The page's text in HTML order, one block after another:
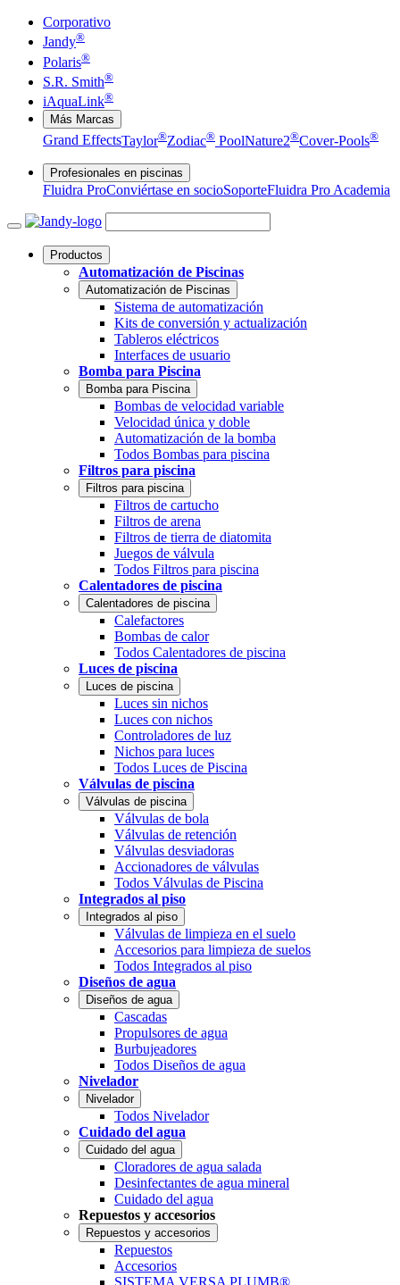
Corporativo
Jandy®
Polaris®
S.R. Smith®
iAquaLink®
Más Marcas
Grand EffectsTaylor®Zodiac® PoolNature2®Cover-Pools®
Profesionales en piscinas
Fluidra ProConviértase en socioSoporteFluidra Pro Academia
Productos
Automatización de Piscinas
Automatización de Piscinas
Sistema de automatización
Kits de conversión y actualización
Tableros eléctricos
Interfaces de usuario
Bomba para Piscina
Bomba para Piscina
Bombas de velocidad variable
Velocidad única y doble
Automatización de la bomba
Todos Bombas para piscina
Filtros para piscina
Filtros para piscina
Filtros de cartucho
Filtros de arena
Filtros de tierra de diatomita
Juegos de válvula
Todos Filtros para piscina
Calentadores de piscina
Calentadores de piscina
Calefactores
Bombas de calor
Todos Calentadores de piscina
Luces de piscina
Luces de piscina
Luces sin nichos
Luces con nichos
Controladores de luz
Nichos para luces
Todos Luces de Piscina
Válvulas de piscina
Válvulas de piscina
Válvulas de bola
Válvulas de retención
Válvulas desviadoras
Accionadores de válvulas
Todos Válvulas de Piscina
Integrados al piso
Integrados al piso
Válvulas de limpieza en el suelo
Accesorios para limpieza de suelos
Todos Integrados al piso
Diseños de agua
Diseños de agua
Cascadas
Propulsores de agua
Burbujeadores
Todos Diseños de agua
Nivelador
Nivelador
Todos Nivelador
Cuidado del agua
Cuidado del agua
Cloradores de agua salada
Desinfectantes de agua mineral
Cuidado del agua
Repuestos y accesorios
Repuestos y accesorios
Repuestos
Accesorios
SISTEMA VERSA PLUMB®